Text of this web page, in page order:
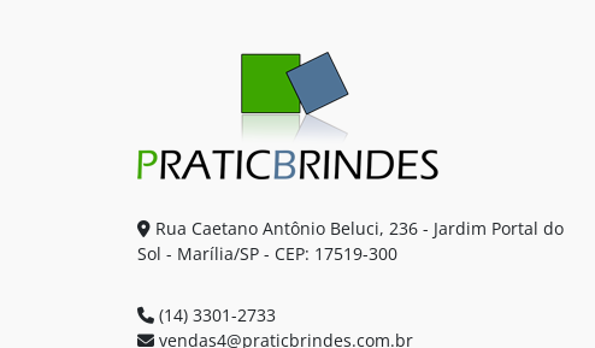
Rua Caetano Antônio Beluci, 236 - Jardim Portal do
Sol - Marília/SP - CEP: 17519-300
(14) 3301-2733
vendas4@praticbrindes.com.br